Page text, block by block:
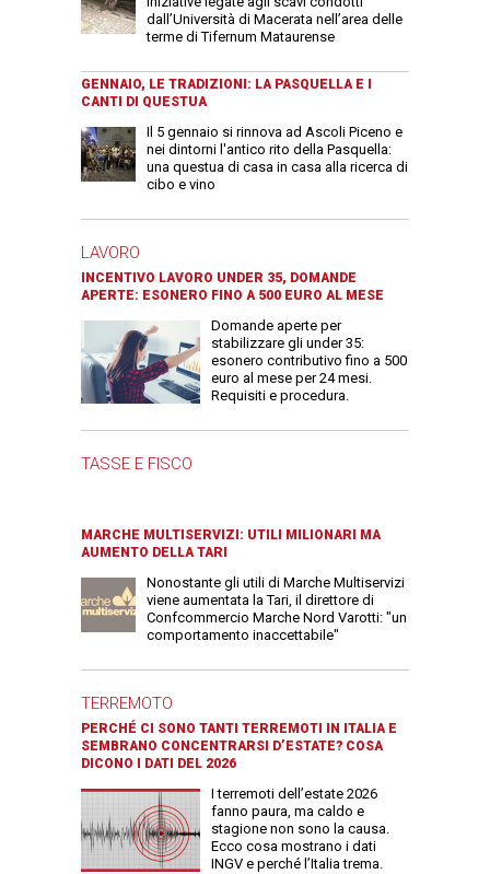
dall’Università di Macerata nell’area delle
terme di Tifernum Mataurense
GENNAIO, LE TRADIZIONI: LA PASQUELLA E I
CANTI DI QUESTUA
Il 5 gennaio si rinnova ad Ascoli Piceno e
nei dintorni l'antico rito della Pasquella:
una questua di casa in casa alla ricerca di
cibo e vino
LAVORO
INCENTIVO LAVORO UNDER 35, DOMANDE
APERTE: ESONERO FINO A 500 EURO AL MESE
Domande aperte per
stabilizzare gli under 35:
esonero contributivo fino a 500
euro al mese per 24 mesi.
Requisiti e procedura.
TASSE E FISCO
MARCHE MULTISERVIZI: UTILI MILIONARI MA
AUMENTO DELLA TARI
Nonostante gli utili di Marche Multiservizi
viene aumentata la Tari, il direttore di
Confcommercio Marche Nord Varotti: "un
comportamento inaccettabile"
TERREMOTO
PERCHÉ CI SONO TANTI TERREMOTI IN ITALIA E
SEMBRANO CONCENTRARSI D’ESTATE? COSA
DICONO I DATI DEL 2026
I terremoti dell’estate 2026
fanno paura, ma caldo e
stagione non sono la causa.
Ecco cosa mostrano i dati
INGV e perché l’Italia trema.